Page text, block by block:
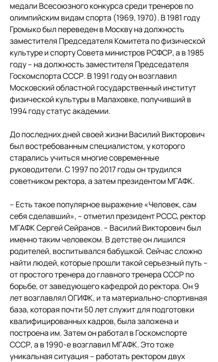
медали Всесоюзного конкурса среди тренеров по
олимпийским видам спорта (1969, 1970). В 1981 году
Громыко был переведен в Москву на должность
заместителя Председателя Комитета по физической
культуре и спорту Совета министров РСФСР, а в 1985
году – на должность заместителя Председателя
Госкомспорта СССР. В 1991 году он возглавил
Московский областной государственный институт
физической культуры в Малаховке, получивший в
1994 году статус академии.
До последних дней своей жизни Василий Викторович
был востребованным специалистом, у которого
старались учиться многие современные
руководители. С 1997 по 2017 годы он трудился
советником ректора, а затем президентом МГАФК.
– Есть такое популярное выражение «Человек, сам
себя сделавший», – отметил президент РССС, ректор
МГАФК Сергей Сейранов. – Василий Викторович был
именно таким человеком. В детстве он лишился
родителей, воспитывался бабушкой. Сейчас сложно
найти людей, которые прошли такой серьезный путь –
от простого тренера до главного тренера СССР по
борьбе, от заведующего кафедрой до ректора. Он 9
лет возглавлял ОГИФК, и та материально-спортивная
база, которая почти 50 лет служит для подготовки
квалифицированных кадров, была заложена и
построена им. Затем он работал в Госкомспорте
СССР, а в 1990-е возглавил МГАФК. Это тоже
уникальная ситуация – работать ректором двух